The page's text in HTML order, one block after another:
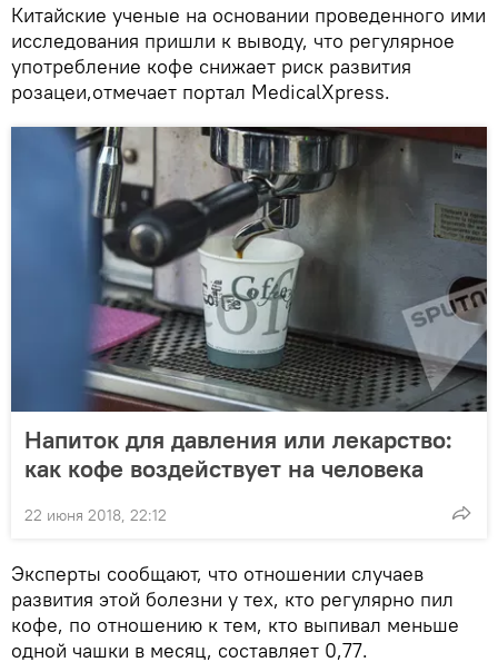
Китайские ученые на основании проведенного ими
исследования пришли к выводу, что регулярное
употребление кофе снижает риск развития
розацеи,отмечает портал MedicalXpress.
Напиток для давления или лекарство:
как кофе воздействует на человека
22 июня 2018, 22:12
Эксперты сообщают, что отношении случаев
развития этой болезни у тех, кто регулярно пил
кофе, по отношению к тем, кто выпивал меньше
одной чашки в месяц, составляет 0,77.